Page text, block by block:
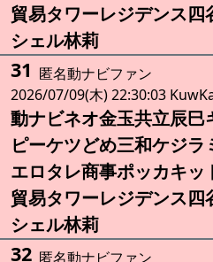
貿易タワーレジデンス
シェル林莉
31 匿名動ナビファン
2026/07/09(木) 22:30:03
動ナビネオ金玉共立辰巳
ピーケツどめ三和ケジ
エロタレ商事ポッカキ
貿易タワーレジデンス
シェル林莉
32 匿名動ナビファン